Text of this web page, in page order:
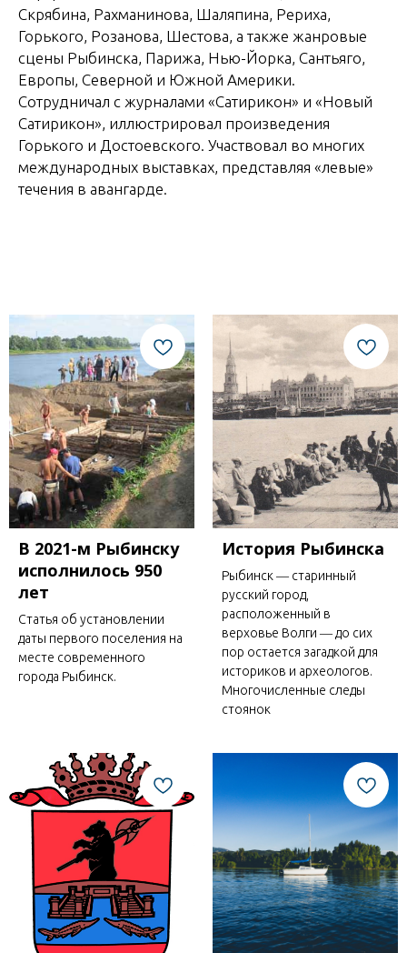
Скрябина, Рахманинова, Шаляпина, Рериха,
Горького, Розанова, Шестова, а также жанровые
сцены Рыбинска, Парижа, Нью-Йорка, Сантьяго,
Европы, Северной и Южной Америки.
Сотрудничал с журналами «Сатирикон» и «Новый
Сатирикон», иллюстрировал произведения
Горького и Достоевского. Участвовал во многих
международных выставках, представляя «левые»
течения в авангарде.
В 2021-м Рыбинску
исполнилось 950
лет
Статья об установлении
даты первого поселения на
месте современного
города Рыбинск.
История Рыбинска
Рыбинск ― старинный
русский город,
расположенный в
верховье Волги ― до сих
пор остается загадкой для
историков и археологов.
Многочисленные следы
стоянок